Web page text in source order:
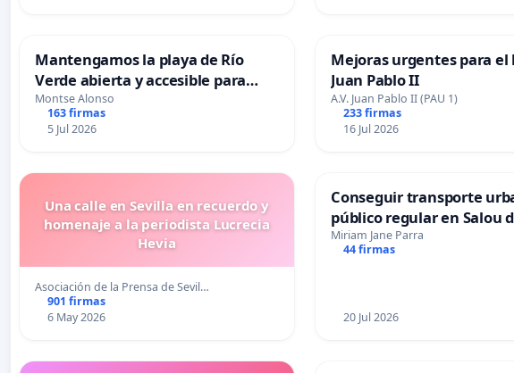
Mantengamos la playa de Río
Verde abierta y accesible para
todos en Marbella
Montse Alonso
163 firmas
5 Jul 2026
Mejoras urgentes para el
Juan Pablo II
A.V. Juan Pablo II (PAU 1)
233 firmas
16 Jul 2026
Una calle en Sevilla en recuerdo y
homenaje a la periodista Lucrecia
Hevia
Asociación de la Prensa de Sevil…
901 firmas
6 May 2026
Conseguir transporte
público regular en Salou
todo el año
Miriam Jane Parra
44 firmas
20 Jul 2026